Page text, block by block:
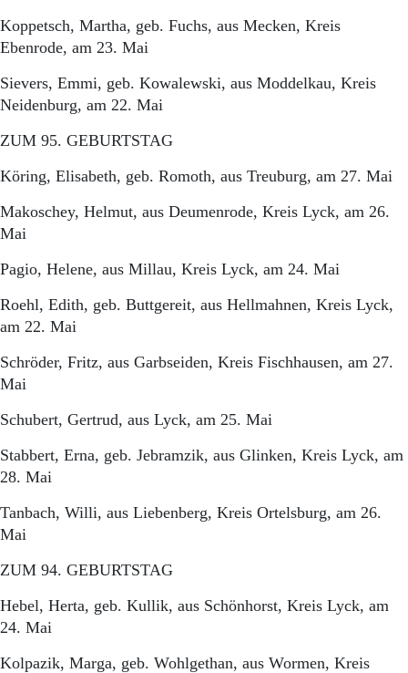
Koppetsch, Martha, geb. Fuchs, aus Mecken, Kreis
Ebenrode, am 23. Mai
Sievers, Emmi, geb. Kowalewski, aus Moddelkau, Kreis
Neidenburg, am 22. Mai
ZUM 95. GEBURTSTAG
Köring, Elisabeth, geb. Romoth, aus Treuburg, am 27. Mai
Makoschey, Helmut, aus Deumenrode, Kreis Lyck, am 26.
Mai
Pagio, Helene, aus Millau, Kreis Lyck, am 24. Mai
Roehl, Edith, geb. Buttgereit, aus Hellmahnen, Kreis Lyck,
am 22. Mai
Schröder, Fritz, aus Garbseiden, Kreis Fischhausen, am 27.
Mai
Schubert, Gertrud, aus Lyck, am 25. Mai
Stabbert, Erna, geb. Jebramzik, aus Glinken, Kreis Lyck, am
28. Mai
Tanbach, Willi, aus Liebenberg, Kreis Ortelsburg, am 26.
Mai
ZUM 94. GEBURTSTAG
Hebel, Herta, geb. Kullik, aus Schönhorst, Kreis Lyck, am
24. Mai
Kolpazik, Marga, geb. Wohlgethan, aus Wormen, Kreis